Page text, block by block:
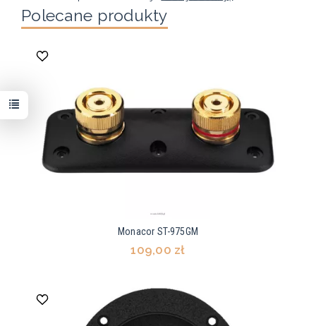
Polecane produkty
Monacor ST-975GM
109,00 zł